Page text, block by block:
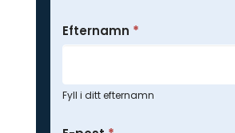
Efternamn *
Fyll i ditt efternamn